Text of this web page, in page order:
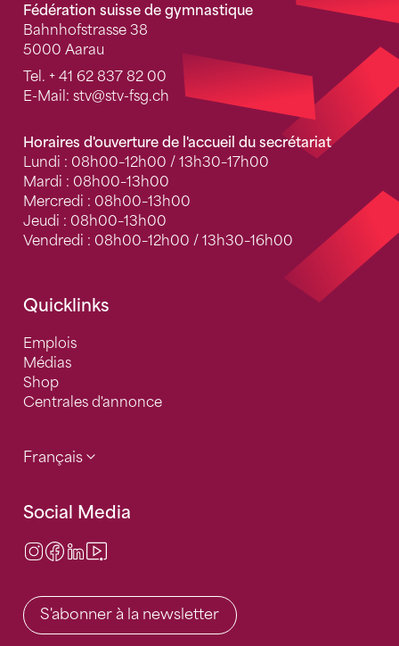
Fédération suisse de gymnastique
Bahnhofstrasse 38
5000 Aarau
Tel. + 41 62 837 82 00
E-Mail: stv@stv-fsg.ch
Horaires d'ouverture de l'accueil du secrétariat
Lundi : 08h00–12h00 / 13h30–17h00
Mardi : 08h00–13h00
Mercredi : 08h00–13h00
Jeudi : 08h00–13h00
Vendredi : 08h00–12h00 / 13h30–16h00
Quicklinks
Emplois
Médias
Shop
Centrales d'annonce
Français
Social Media
Instagram
Facebook
LinkedIn
S'abonner à la newsletter